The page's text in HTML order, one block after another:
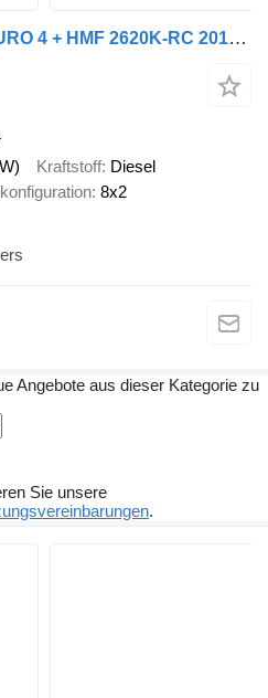
MAN TGA 35.440 8X2 - EURO 4 + HMF 2620K-RC 2018! + REMOTE + HYDRAUTO
Kraftstoff Diesel
8x2
Angebote aus dieser Kategorie zu
Sie unsere
.